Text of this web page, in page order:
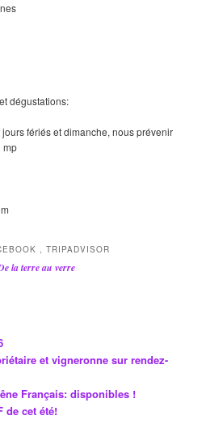
dégustations:
fériés et dimanche, nous prévenir
mp
, TRIPADVISOR
la terre au verre
et vigneronne sur rendez-
Français: disponibles !
de cet été!